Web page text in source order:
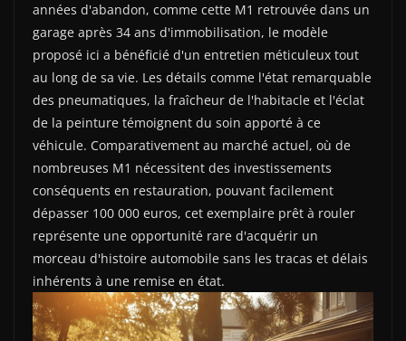
années d'abandon, comme cette M1 retrouvée dans un
garage après 34 ans d'immobilisation, le modèle
proposé ici a bénéficié d'un entretien méticuleux tout
au long de sa vie. Les détails comme l'état remarquable
des pneumatiques, la fraîcheur de l'habitacle et l'éclat
de la peinture témoignent du soin apporté à ce
véhicule. Comparativement au marché actuel, où de
nombreuses M1 nécessitent des investissements
conséquents en restauration, pouvant facilement
dépasser 100 000 euros, cet exemplaire prêt à rouler
représente une opportunité rare d'acquérir un
morceau d'histoire automobile sans les tracas et délais
inhérents à une remise en état.